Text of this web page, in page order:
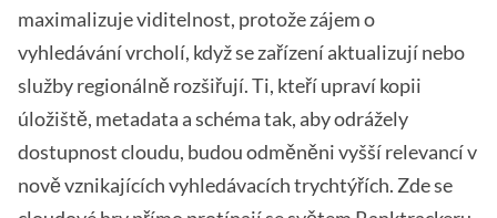
maximalizuje viditelnost, protože zájem o
vyhledávání vrcholí, když se zařízení aktualizují nebo
služby regionálně rozšiřují. Ti, kteří upraví kopii
úložiště, metadata a schéma tak, aby odrážely
dostupnost cloudu, budou odměněni vyšší relevancí v
nově vznikajících vyhledávacích trychtýřích. Zde se